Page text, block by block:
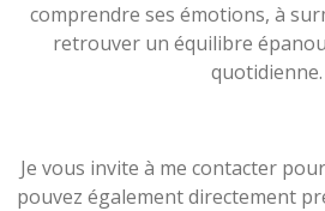
comprendre ses émotions, à
retrouver un équilibre
quotidienne.
Je vous invite à me contacter
pouvez également directement